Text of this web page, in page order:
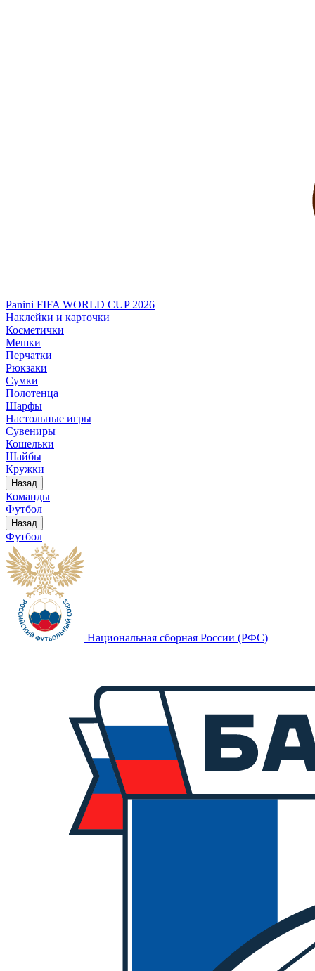
Panini FIFA WORLD CUP 2026
Наклейки и карточки
Косметички
Мешки
Перчатки
Рюкзаки
Сумки
Полотенца
Шарфы
Настольные игры
Сувениры
Кошельки
Шайбы
Кружки
Назад
Команды
Футбол
Назад
Футбол
Национальная сборная России (РФС)